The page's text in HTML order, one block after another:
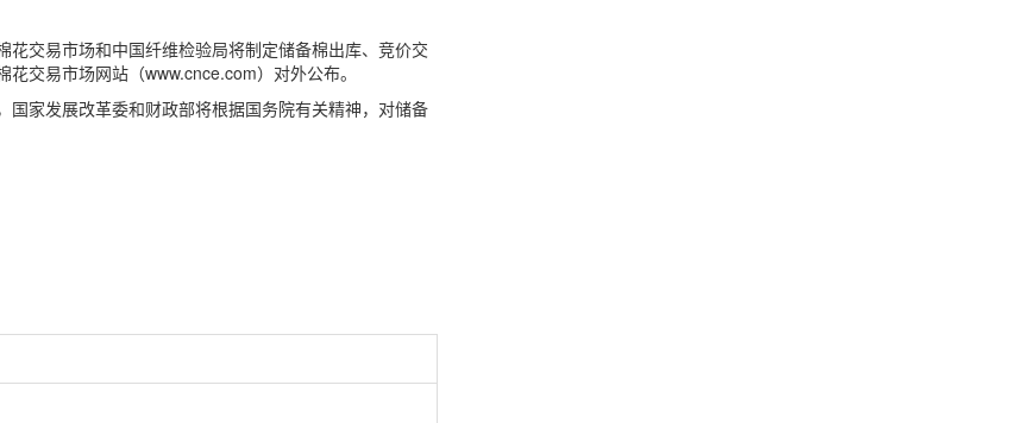
花交易市场和中国纤维检验局将制定储备棉出库、竞价交
交易市场网站（www.cnce.com）对外公布。
国家发展改革委和财政部将根据国务院有关精神，对储备